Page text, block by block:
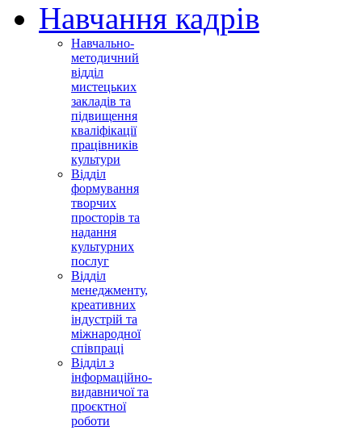
Навчання кадрів
Навчально-
методичний
відділ
мистецьких
закладів та
підвищення
кваліфікації
працівників
культури
Відділ
формування
творчих
просторів та
надання
культурних
послуг
Відділ
менеджменту,
креативних
індустрій та
міжнародної
співпраці
Відділ з
інформаційно-
видавничої та
проєктної
роботи